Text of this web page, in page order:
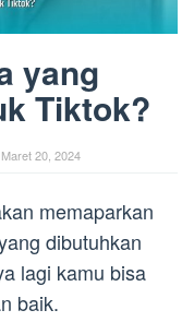
yang
Tiktok?
Maret 20, 2024
memaparkan
dibutuhkan
lagi kamu bisa
baik.